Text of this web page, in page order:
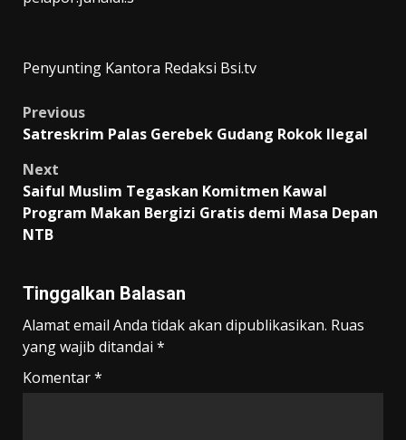
Penyunting Kantora Redaksi Bsi.tv
Post
Previous
Satreskrim Palas Gerebek Gudang Rokok Ilegal
Next
Saiful Muslim Tegaskan Komitmen Kawal
Program Makan Bergizi Gratis demi Masa Depan
NTB
Tinggalkan Balasan
Alamat email Anda tidak akan dipublikasikan. Ruas
yang wajib ditandai *
Komentar*